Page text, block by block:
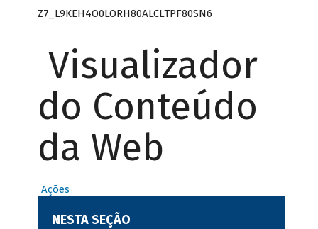
Z7_L9KEH4O0LORH80ALCLTPF80SN6
Visualizador
do Conteúdo
da Web
Ações
NESTA SEÇÃO